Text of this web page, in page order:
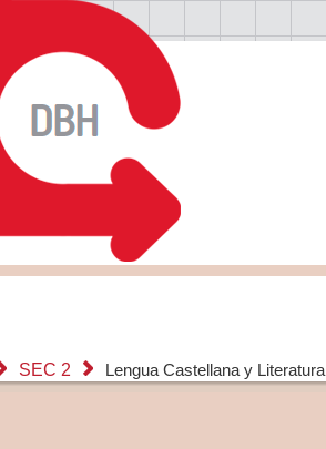
SEC 2 Lengua Castellana y Literatura